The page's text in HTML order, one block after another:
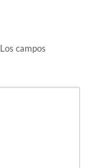
Los campos